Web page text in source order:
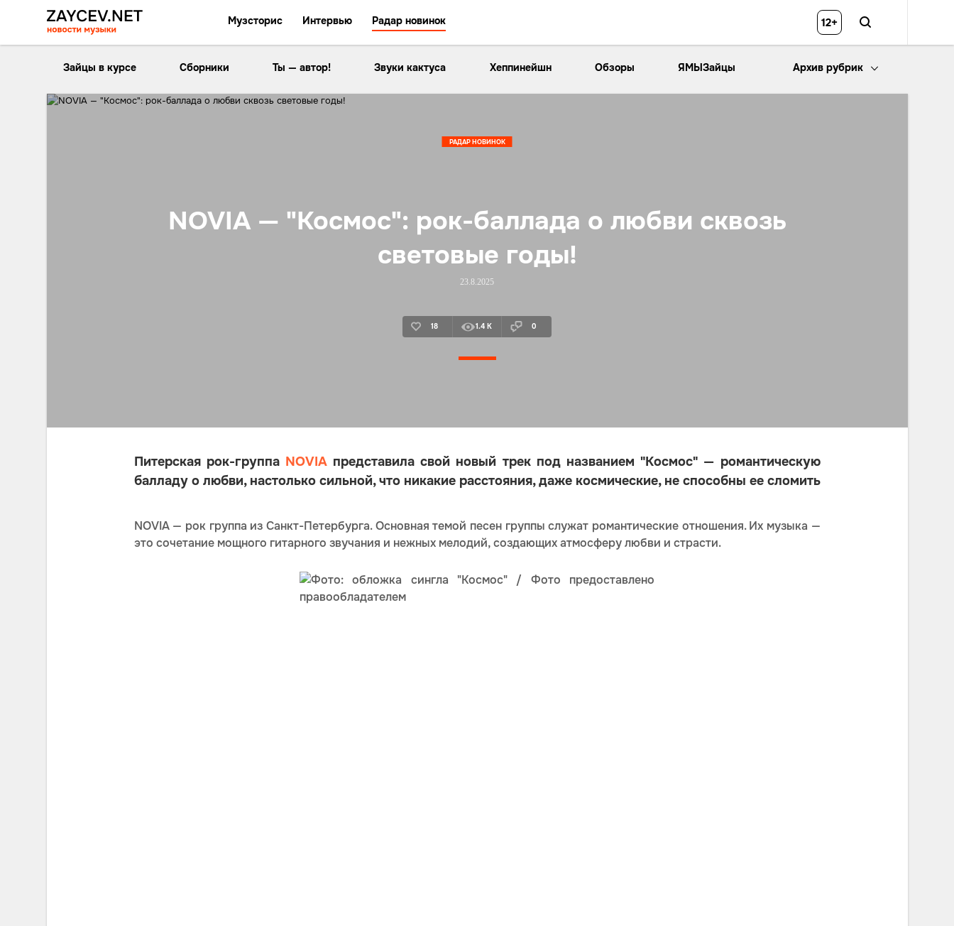
Музсторис Интервью Радар новинок 12+
Зайцы в курсе Сборники Ты — автор! Звуки кактуса Хеппинейшн Обзоры ЯМЫЗайцы Архив рубрик
NOVIA — "Космос": рок-баллада о любви сквозь
световые годы!
23.8.2025
18 1.4 K 0
РАДАР НОВИНОК
Питерская рок-группа NOVIAпредставила свой новый трек под названием "Космос" — романтическую
балладу о любви, настолько сильной, что никакие расстояния, даже космические, не способны ее сломить
NOVIA — рок группа из Санкт-Петербурга. Основная темой песен группы служат романтические отношения. Их музыка —
это сочетание мощного гитарного звучания и нежных мелодий, создающих атмосферу любви и страсти.